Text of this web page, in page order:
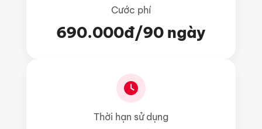
Cước phí
690.000đ/90 ngày
Thời hạn sử dụng